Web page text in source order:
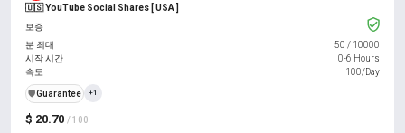
🇺🇸 YouTube Social Shares [ USA ]
$ 20.70 / 100
보증
분 최대
50 / 10000
시작 시간
0-6 Hours
속도
100/Day
️🛡️Guarantee +1